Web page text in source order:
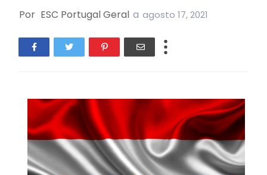
Por ESC Portugal Geral a agosto 17, 2021